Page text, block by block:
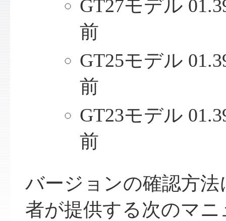
GT27モデル
前
GT25モデル
前
GT23モデル
前
バージョンの確認方
者が提供する次のマ